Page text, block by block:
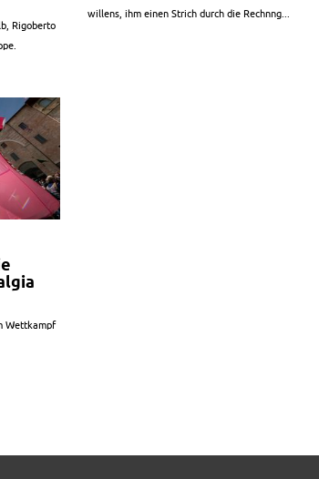
Rigoberto
willens, ihm einen Strich durch die Rechnng...
Wettkampf